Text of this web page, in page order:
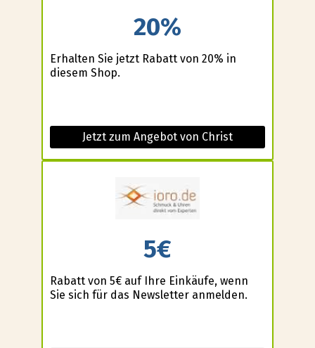
20%
Erhalten Sie jetzt Rabatt von 20% in
diesem Shop.
Jetzt zum Angebot von Christ
5€
Rabatt von 5€ auf Ihre Einkäufe, wenn
Sie sich für das Newsletter anmelden.